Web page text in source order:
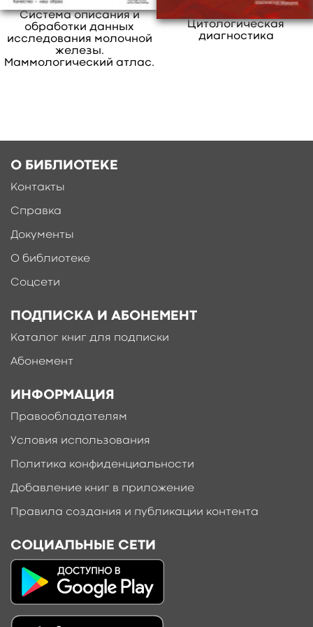
онкологов, педиатров, урологов, других
клинических специальностей, а также
специалистов визуальных и лабораторных
методов диагностики.
Ещё больше материалов после
Система описания и
обработки данных
исследования молочной
железы.
Маммологический атлас.
Цитологическая
диагностика
О БИБЛИОТЕКЕ
Контакты
Справка
Документы
О библиотеке
Соцсети
ПОДПИСКА И АБОНЕМЕНТ
Каталог книг для подписки
Абонемент
ИНФОРМАЦИЯ
Правообладателям
Условия использования
Политика конфиденциальности
Добавление книг в приложение
Правила создания и публикации контента
СОЦИАЛЬНЫЕ СЕТИ